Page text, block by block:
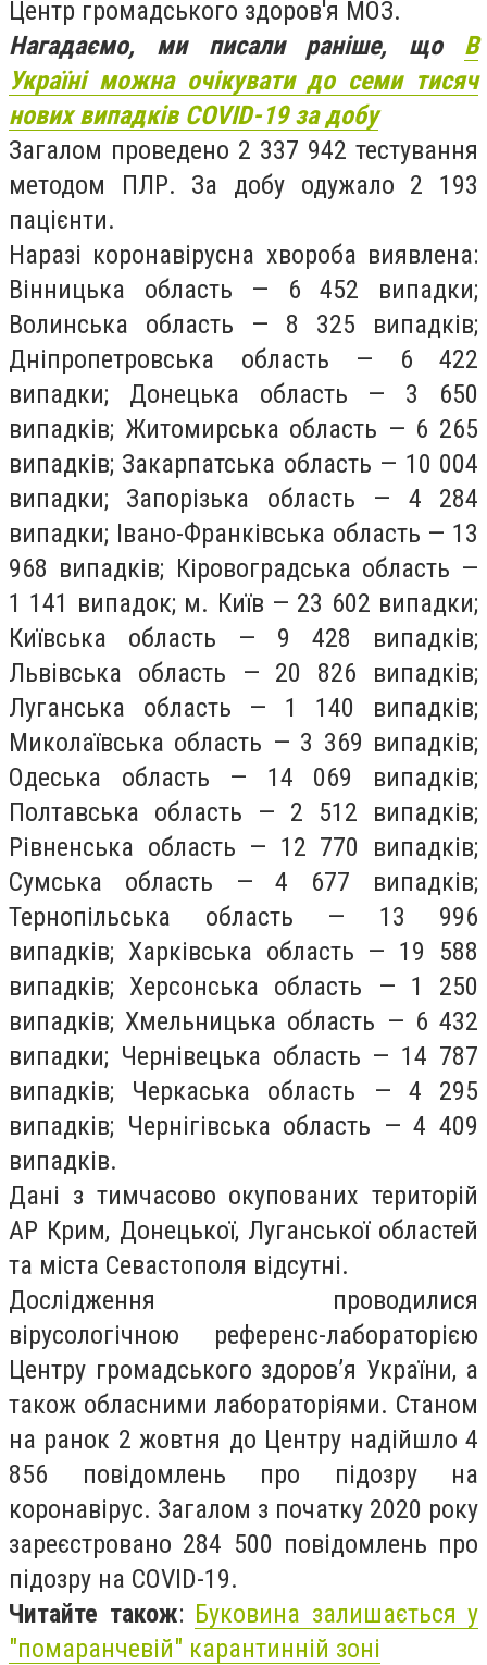
Центр громадського здоров'я МОЗ.
Нагадаємо, ми писали раніше, що В
Україні можна очікувати до семи тисяч
нових випадків COVID-19 за добу
Загалом проведено 2 337 942 тестування
методом ПЛР. За добу одужало 2 193
пацієнти.
Наразі коронавірусна хвороба виявлена:
Вінницька область — 6 452 випадки;
Волинська область — 8 325 випадків;
Дніпропетровська область — 6 422
випадки; Донецька область — 3 650
випадків; Житомирська область — 6 265
випадків; Закарпатська область — 10 004
випадки; Запорізька область — 4 284
випадки; Івано-Франківська область — 13
968 випадків; Кіровоградська область —
1 141 випадок; м. Київ — 23 602 випадки;
Київська область — 9 428 випадків;
Львівська область — 20 826 випадків;
Луганська область — 1 140 випадків;
Миколаївська область — 3 369 випадків;
Одеська область — 14 069 випадків;
Полтавська область — 2 512 випадків;
Рівненська область — 12 770 випадків;
Сумська область — 4 677 випадків;
Тернопільська область — 13 996
випадків; Харківська область — 19 588
випадків; Херсонська область — 1 250
випадків; Хмельницька область — 6 432
випадки; Чернівецька область — 14 787
випадків; Черкаська область — 4 295
випадків; Чернігівська область — 4 409
випадків.
Дані з тимчасово окупованих територій
АР Крим, Донецької, Луганської областей
та міста Севастополя відсутні.
Дослідження проводилися
вірусологічною референс-лабораторією
Центру громадського здоров’я України, а
також обласними лабораторіями. Станом
на ранок 2 жовтня до Центру надійшло 4
856 повідомлень про підозру на
коронавірус. Загалом з початку 2020 року
зареєстровано 284 500 повідомлень про
підозру на COVID-19.
Читайте також: Буковина залишається у
"помаранчевій" карантинній зоні